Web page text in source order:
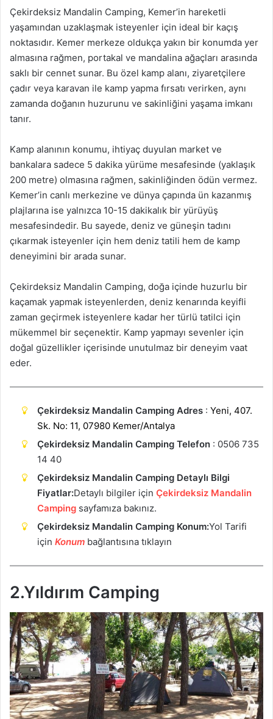
Çekirdeksiz Mandalin Camping, Kemer’in hareketli
yaşamından uzaklaşmak isteyenler için ideal bir kaçış
noktasıdır. Kemer merkeze oldukça yakın bir konumda yer
almasına rağmen, portakal ve mandalina ağaçları arasında
saklı bir cennet sunar. Bu özel kamp alanı, ziyaretçilere
çadır veya karavan ile kamp yapma fırsatı verirken, aynı
zamanda doğanın huzurunu ve sakinliğini yaşama imkanı
tanır.
Kamp alanının konumu, ihtiyaç duyulan market ve
bankalara sadece 5 dakika yürüme mesafesinde (yaklaşık
200 metre) olmasına rağmen, sakinliğinden ödün vermez.
Kemer’in canlı merkezine ve dünya çapında ün kazanmış
plajlarına ise yalnızca 10-15 dakikalık bir yürüyüş
mesafesindedir. Bu sayede, deniz ve güneşin tadını
çıkarmak isteyenler için hem deniz tatili hem de kamp
deneyimini bir arada sunar.
Çekirdeksiz Mandalin Camping, doğa içinde huzurlu bir
kaçamak yapmak isteyenlerden, deniz kenarında keyifli
zaman geçirmek isteyenlere kadar her türlü tatilci için
mükemmel bir seçenektir. Kamp yapmayı sevenler için
doğal güzellikler içerisinde unutulmaz bir deneyim vaat
eder.
Çekirdeksiz Mandalin Camping Adres : Yeni, 407.
Sk. No: 11, 07980 Kemer/Antalya
Çekirdeksiz Mandalin Camping Telefon : 0506 735
14 40
Çekirdeksiz Mandalin Camping Detaylı Bilgi
Fiyatlar:Detaylı bilgiler için Çekirdeksiz Mandalin
Camping sayfamıza bakınız.
Çekirdeksiz Mandalin Camping Konum:Yol Tarifi
için Konum bağlantısına tıklayın
2.Yıldırım Camping